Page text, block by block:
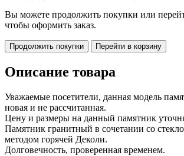
Вы можете продолжить покупки или
чтобы оформить заказ.
Продолжить покупки Перейти в корзину
Описание товара
Уважаемые посетители, данная модель
новая и не рассчитанная.
Цену и размеры на данный памятник
Памятник гранитный в сочетании со
методом горячей Деколи.
Долговечность, проверенная временем.